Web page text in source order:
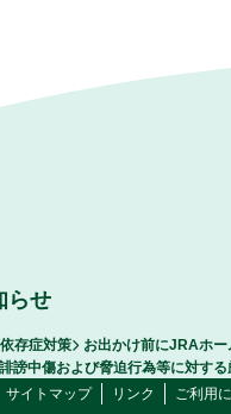
らせ
存症対策 お出かけ前にJRAホー
謗中傷および脅迫行為等に対す
サイトマップ リンク ご利用